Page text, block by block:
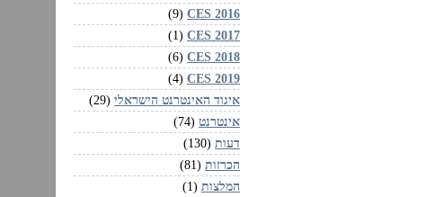
CES 2016‏
(9)
CES 2017‏
(1)
CES 2018‏
(6)
CES 2019‏
(4)
איגוד האינטרנט הישראלי (29)
אינטרנט (74)
דעות (130)
הכרזות (81)
המלצות (1)